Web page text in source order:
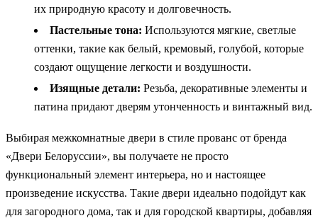
их природную красоту и долговечность.
Пастельные тона: Используются мягкие, светлые
оттенки, такие как белый, кремовый, голубой, которые
создают ощущение легкости и воздушности.
Изящные детали: Резьба, декоративные элементы и
патина придают дверям утонченность и винтажный вид.
Выбирая межкомнатные двери в стиле прованс от бренда
«Двери Белоруссии», вы получаете не просто
функциональный элемент интерьера, но и настоящее
произведение искусства. Такие двери идеально подойдут как
для загородного дома, так и для городской квартиры, добавляя